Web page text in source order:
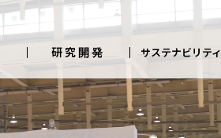
研究開発 サステナビリティ